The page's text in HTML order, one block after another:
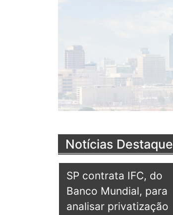
Notícias Destaque
SP contrata IFC, do
Banco Mundial, para
analisar privatização